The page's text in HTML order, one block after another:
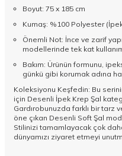
Boyut: 75 x 185 cm
Kumaş: %100 Polyester
Önemli Not: İnce ve zarif
modellerinde tek kat
Bakım: Ürünün formunu,
günkü gibi korumak adına
Koleksiyonu Keşfedin: Bu
için Desenli İpek Krep Şal
Gardırobunuzda farklı bir tarz
öne çıkan Desenli Soft Şal
Stilinizi tamamlayacak çok
dünyamızı ziyaret etmeyi